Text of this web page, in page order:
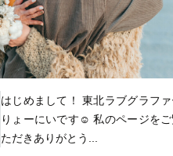
はじめまして！ 東北ラブグラフ
りょーにいです☺️ 私のページを
ただきありがとう...